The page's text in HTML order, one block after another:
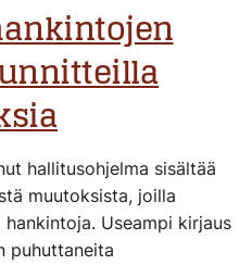
hallitusohjelma sisältää
muutoksista, joilla
Useampi kirjaus
puhuttaneita